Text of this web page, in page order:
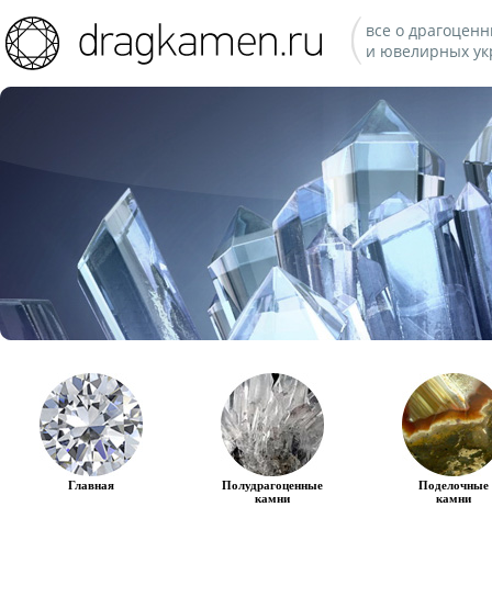
все о
и ювелирных
Главная
Полудрагоценные
камни
Поделочные
камни